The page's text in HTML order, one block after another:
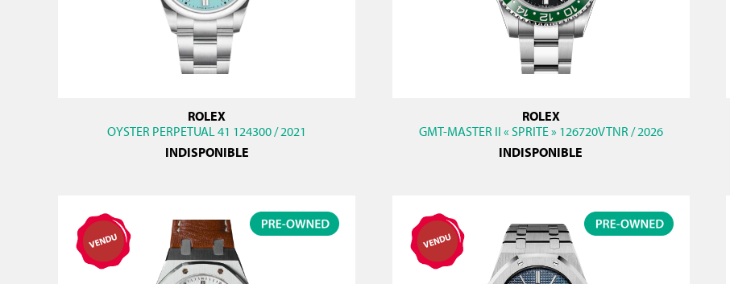
ROLEX
OYSTER PERPETUAL 41 124300 / 2021
INDISPONIBLE
ROLEX
GMT-MASTER II « SPRITE » 126720VTNR / 2026
INDISPONIBLE